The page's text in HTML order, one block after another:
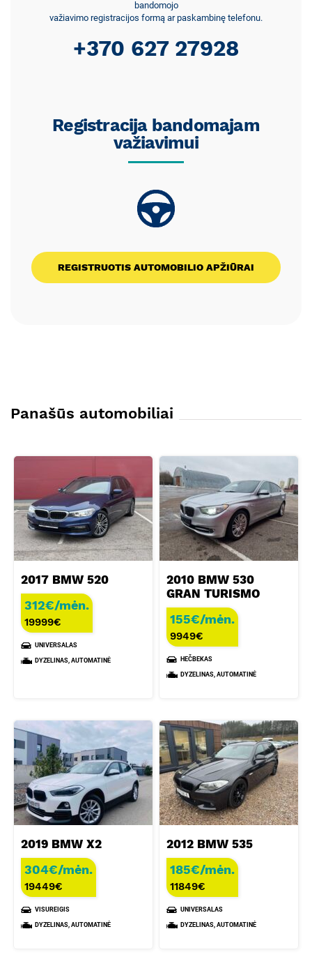
bandomojo
važiavimo registracijos formą ar paskambinę telefonu.
+370 627 27928
Registracija bandomajam
važiavimui
REGISTRUOTIS AUTOMOBILIO APŽIŪRAI
Panašūs automobiliai
2017 BMW 520
312€/mėn.
19999€
UNIVERSALAS
DYZELINAS, AUTOMATINĖ
2010 BMW 530
GRAN TURISMO
155€/mėn.
9949€
HEČBEKAS
DYZELINAS, AUTOMATINĖ
2019 BMW X2
304€/mėn.
19449€
VISUREIGIS
DYZELINAS, AUTOMATINĖ
2012 BMW 535
185€/mėn.
11849€
UNIVERSALAS
DYZELINAS, AUTOMATINĖ